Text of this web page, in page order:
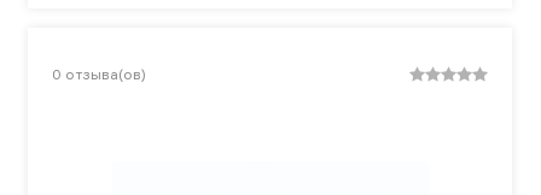
0 отзыва(ов)